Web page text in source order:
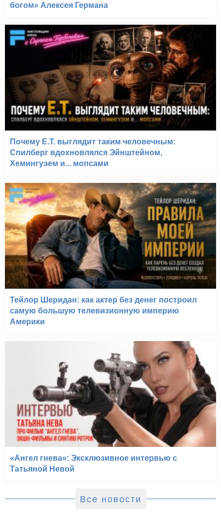
богом» Алексея Германа
Почему E.T. выглядит таким человечным:
Спилберг вдохновлялся Эйнштейном,
Хемингуэем и... мопсами
Тейлор Шеридан: как актер без денег построил
самую большую телевизионную империю
Америки
«Ангел гнева»: Эксклюзивное интервью с
Татьяной Невой
Все новости